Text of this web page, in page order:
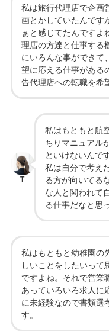
私は旅行代理店で企画
画とかしていたんです
ぁと感じてたんです
理店の方達と仕事する
にいろんな事ができて
望に応える仕事がある
告代理店への転職を希
T
私はもともと航
ちりマニュアル
といけないんです
私は自分で考え
る方が向いてる
な人と関われて
る仕事だなと思
私はもともと幼稚園の
しいことをしたいって
ですよね。それで営業
あっていろいろ求人に
に未経験なので書類選
す。